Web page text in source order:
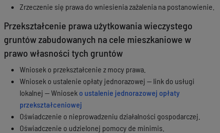
Zrzeczenie się prawa do wniesienia zażalenia na postanowienie.
Przekształcenie prawa użytkowania wieczystego
gruntów zabudowanych na cele mieszkaniowe w
prawo własności tych gruntów
Wniosek o przekształcenie z mocy prawa.
Wniosek o ustalenie opłaty jednorazowej — link do usługi
lokalnej — Wniosek o ustalenie jednorazowej opłaty
przekształceniowej
Oświadczenie o nieprowadzeniu działalności gospodarczej.
Oświadczenie o udzielonej pomocy de minimis.